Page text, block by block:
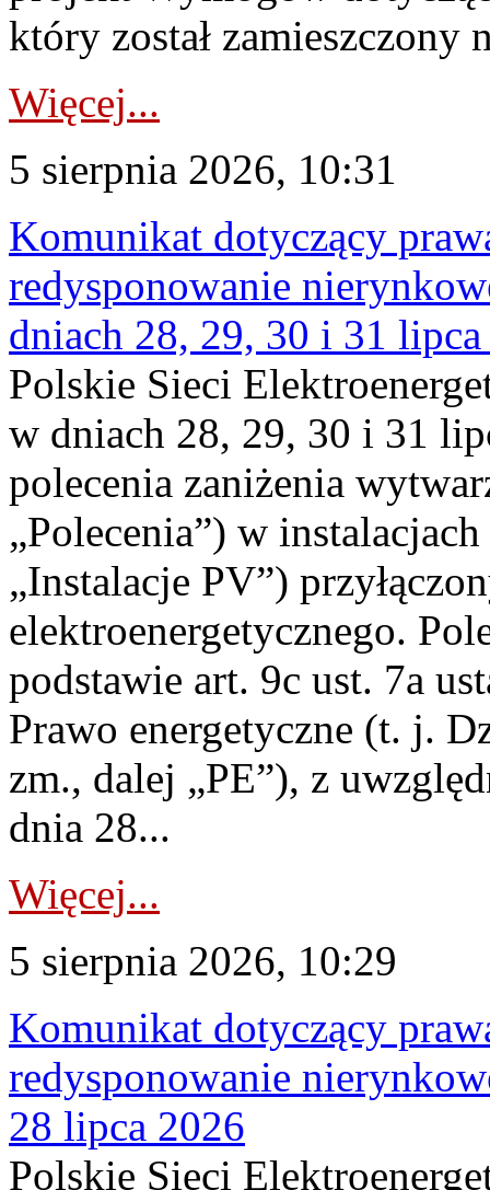
który został zamieszczony
Więcej...
5 sierpnia 2026, 10:31
Komunikat dotyczący
redysponowanie
dniach 28, 29, 30 i 31
Polskie Sieci
w dniach 28, 29, 30 i 31
polecenia zaniżenia
„Polecenia”) w
„Instalacje PV”)
elektroenergetycznego.
podstawie art. 9c ust. 7a
Prawo energetyczne (t. j.
zm., dalej „PE”), z
dnia 28...
Więcej...
5 sierpnia 2026, 10:29
Komunikat dotyczący
redysponowanie
28 lipca 2026
Polskie Sieci